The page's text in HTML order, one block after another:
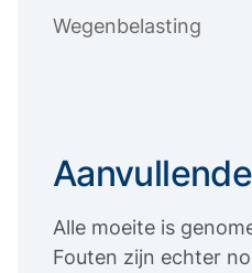
Wegenbelasting
Alle moeite is
Fouten zijn echter